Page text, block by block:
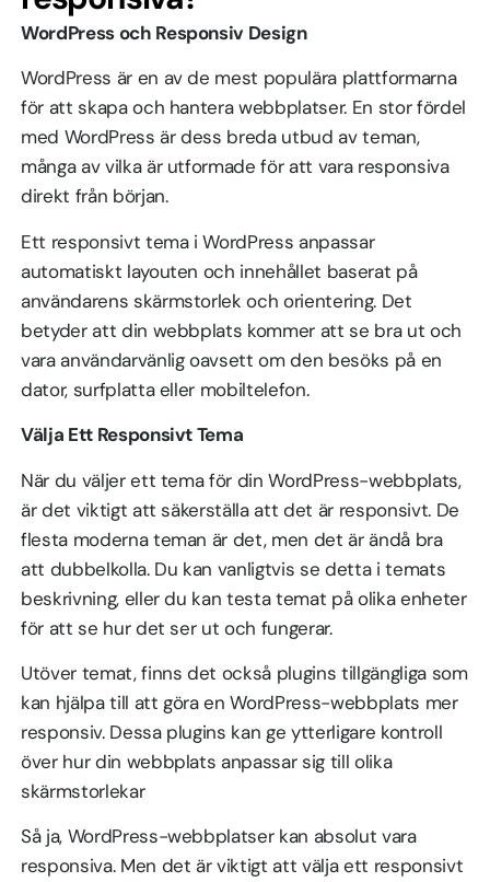
WordPress och Responsiv Design
WordPress är en av de mest populära plattformarna
för att skapa och hantera webbplatser. En stor fördel
med WordPress är dess breda utbud av teman,
många av vilka är utformade för att vara responsiva
direkt från början.
Ett responsivt tema i WordPress anpassar
automatiskt layouten och innehållet baserat på
användarens skärmstorlek och orientering. Det
betyder att din webbplats kommer att se bra ut och
vara användarvänlig oavsett om den besöks på en
dator, surfplatta eller mobiltelefon.
Välja Ett Responsivt Tema
När du väljer ett tema för din WordPress-webbplats,
är det viktigt att säkerställa att det är responsivt. De
flesta moderna teman är det, men det är ändå bra
att dubbelkolla. Du kan vanligtvis se detta i temats
beskrivning, eller du kan testa temat på olika enheter
för att se hur det ser ut och fungerar.
Utöver temat, finns det också plugins tillgängliga som
kan hjälpa till att göra en WordPress-webbplats mer
responsiv. Dessa plugins kan ge ytterligare kontroll
över hur din webbplats anpassar sig till olika
skärmstorlekar
Så ja, WordPress-webbplatser kan absolut vara
responsiva. Men det är viktigt att välja ett responsivt